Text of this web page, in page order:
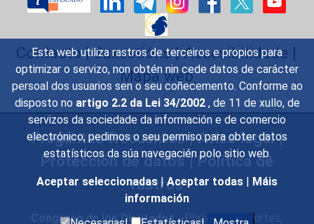
Esta web utiliza rastros de terceiros e propios para
optimizar o servizo, non obtén nin cede datos de carácter
persoal dos usuarios sen o seu coñecemento. Conforme ao
disposto no artigo 2.2 da Lei 34/2002 , de 11 de xullo, de
servizos da sociedade da información e de comercio
electrónico, pedimos o seu permiso para obter datos
estatísticos da súa navegacién polo sitio web.
Aceptar seleccionadas | Aceptar todas | Máis
información
Contacto|Suxestións|Accesibilidade |
Mapa web
Preguntas frecuentes|Aviso legal|
Protección de datos|Política de
rastros
Congreso de los Diputados- Plaza de las Cortes,